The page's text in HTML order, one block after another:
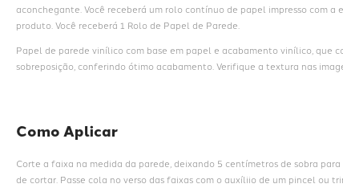
aconchegante. Você receberá um rolo contínuo de papel impresso com
produto. Você receberá 1 Rolo de Papel de Parede.
Papel de parede vinílico com base em papel e acabamento vinílico, que
sobreposição, conferindo ótimo acabamento. Verifique a textura nas
Como Aplicar
Corte a faixa na medida da parede, deixando 5 centímetros de sobra
de cortar. Passe cola no verso das faixas com o auxíliio de um pincel ou